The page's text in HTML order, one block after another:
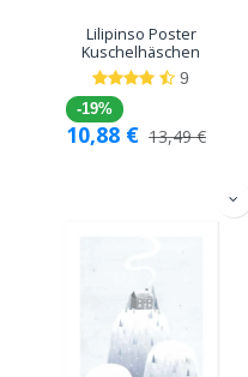
Lilipinso Poster
Kuschelhäschen
9
-19%
10,88 € 13,49€